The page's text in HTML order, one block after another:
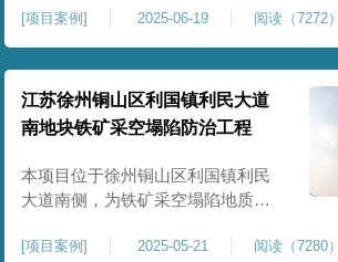
积约 20000 平方米，采用满场强夯
加固方式改善场地工程地质条件，
有效提高地基承载力、控制不均匀
沉降，满足变电站各类构支架、电
气设备及配套设施建设标准。本项
目是嵩县重要电力基础设施，投运
后优化区域电网布局，增强当
[项目案例] 2025-06-19 阅读（7272）
江苏徐州铜山区利国镇利民大道
南地块铁矿采空塌陷防治工程
本项目位于徐州铜山区利国镇利民
大道南侧，为铁矿采空塌陷地质灾
35000㎡。针对区域铁矿开采遗留的
[项目案例] 2025-05-21 阅读（7280）